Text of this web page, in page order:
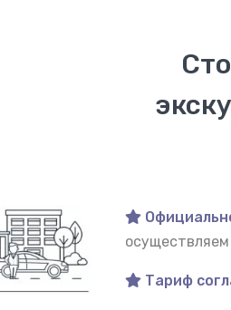
Тариф